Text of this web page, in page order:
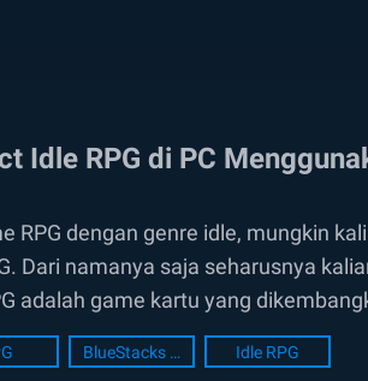
Idle RPG di PC
RPG dengan genre idle, mungkin
Dari namanya saja seharusnya
adalah game kartu yang
BlueStacks Setup Idle RPG